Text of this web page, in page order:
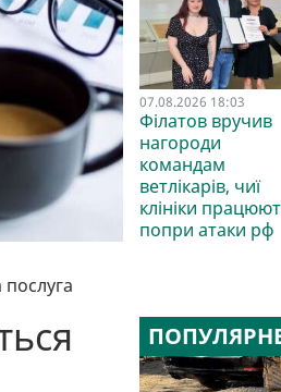
послуга
07.08.2026 18:03
Філатов вручив
нагороди
командам
ветлікарів, чиї
клініки
попри атаки рф